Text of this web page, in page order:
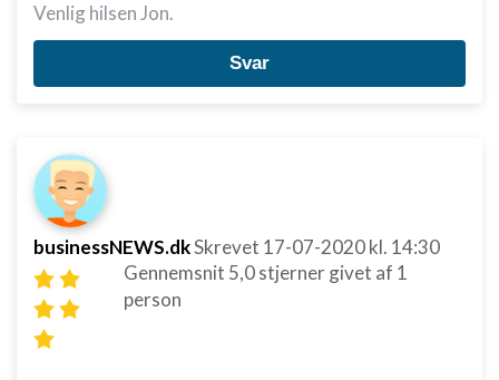
Venlig hilsen Jon.
Svar
businessNEWS.dkSkrevet 17-07-2020kl. 14:30
Gennemsnit 5,0stjerner givet af 1
person